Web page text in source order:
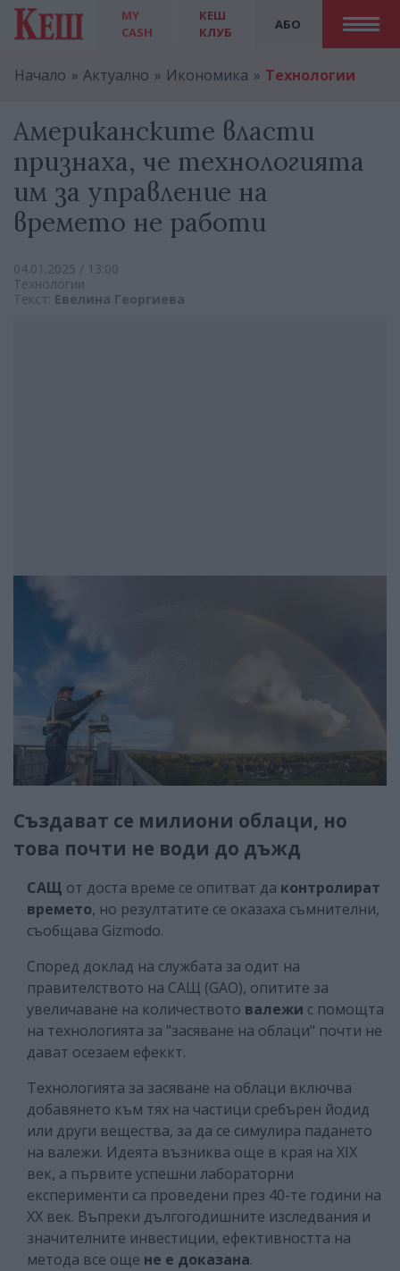
MY
CASH
АБО
КЕШ
КЛУБ
Начало Актуално Икономика Технологии
Американските власти
признаха, че технологията
им за управление на
времето не работи
04.01.2025 / 13:00
Технологии
Текст: Евелина Георгиева
Създават се милиони облаци, но
това почти не води до дъжд
САЩ от доста време се опитват да контролират
времето, но резултатите се оказаха съмнителни,
съобщава Gizmodo.
Според доклад на службата за одит на
правителството на САЩ (GAO), опитите за
увеличаване на количеството валежи с помощта
на технологията за "засяване на облаци" почти не
дават осезаем ефеккт.
Технологията за засяване на облаци включва
добавянето към тях на частици сребърен йодид
или други вещества, за да се симулира падането
на валежи. Идеята възниква още в края на XIX
век, а първите успешни лабораторни
експерименти са проведени през 40-те години на
ХХ век. Въпреки дългогодишните изследвания и
значителните инвестиции, ефективността на
метода все още не е доказана.